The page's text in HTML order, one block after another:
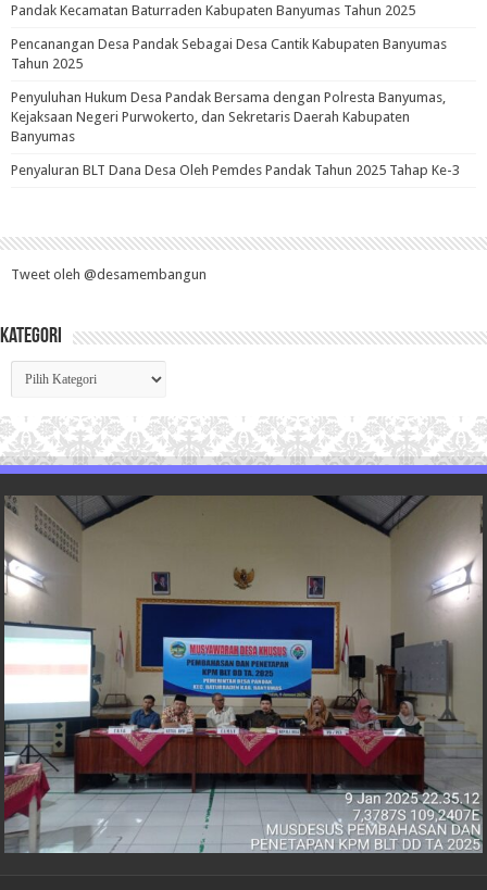
Pandak Kecamatan Baturraden Kabupaten Banyumas Tahun 2025
Pencanangan Desa Pandak Sebagai Desa Cantik Kabupaten Banyumas
Tahun 2025
Penyuluhan Hukum Desa Pandak Bersama dengan Polresta Banyumas,
Kejaksaan Negeri Purwokerto, dan Sekretaris Daerah Kabupaten
Banyumas
Penyaluran BLT Dana Desa Oleh Pemdes Pandak Tahun 2025 Tahap Ke-3
Tweet oleh @desamembangun
Kategori
Kategori